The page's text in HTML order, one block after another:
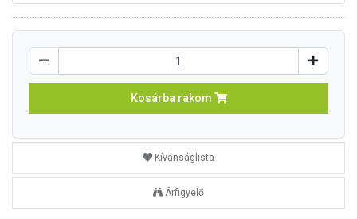
Kosárba rakom
Kívánságlista
Árfigyelő